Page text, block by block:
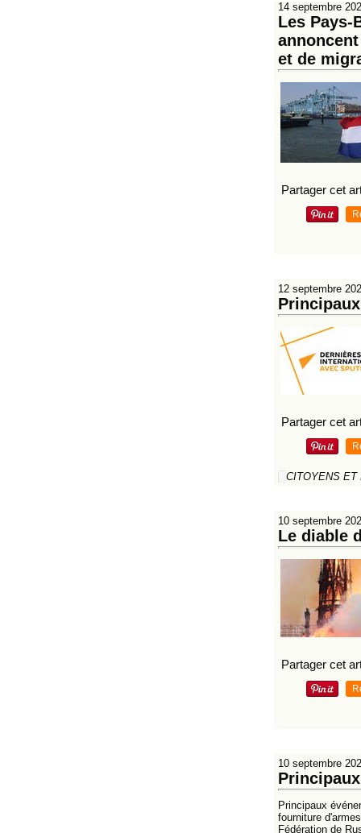
14 septembre
Les Pays-
et de
Partager cet
12 septembre
Partager cet
CITOYENS ET
10 septembre
Le diable
Partager cet
10 septembre
Principaux
fourniture
Fédération de